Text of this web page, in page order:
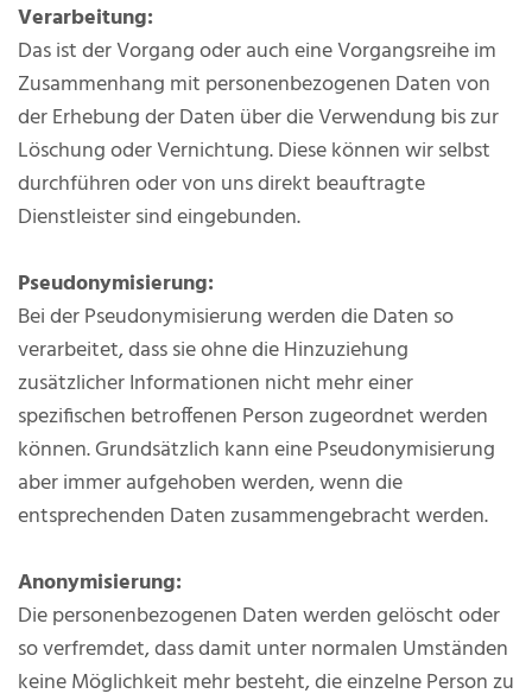
Verarbeitung:
Das ist der Vorgang oder auch eine Vorgangsreihe im
Zusammenhang mit personenbezogenen Daten von
der Erhebung der Daten über die Verwendung bis zur
Löschung oder Vernichtung. Diese können wir selbst
durchführen oder von uns direkt beauftragte
Dienstleister sind eingebunden.
Pseudonymisierung:
Bei der Pseudonymisierung werden die Daten so
verarbeitet, dass sie ohne die Hinzuziehung
zusätzlicher Informationen nicht mehr einer
spezifischen betroffenen Person zugeordnet werden
können. Grundsätzlich kann eine Pseudonymisierung
aber immer aufgehoben werden, wenn die
entsprechenden Daten zusammengebracht werden.
Anonymisierung:
Die personenbezogenen Daten werden gelöscht oder
so verfremdet, dass damit unter normalen Umständen
keine Möglichkeit mehr besteht, die einzelne Person zu